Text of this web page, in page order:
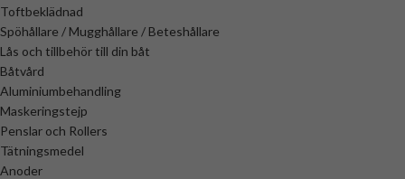
Toftbeklädnad
Spöhållare / Mugghållare / Beteshållare
Lås och tillbehör till din båt
Båtvård
Aluminiumbehandling
Maskeringstejp
Penslar och Rollers
Tätningsmedel
Anoder